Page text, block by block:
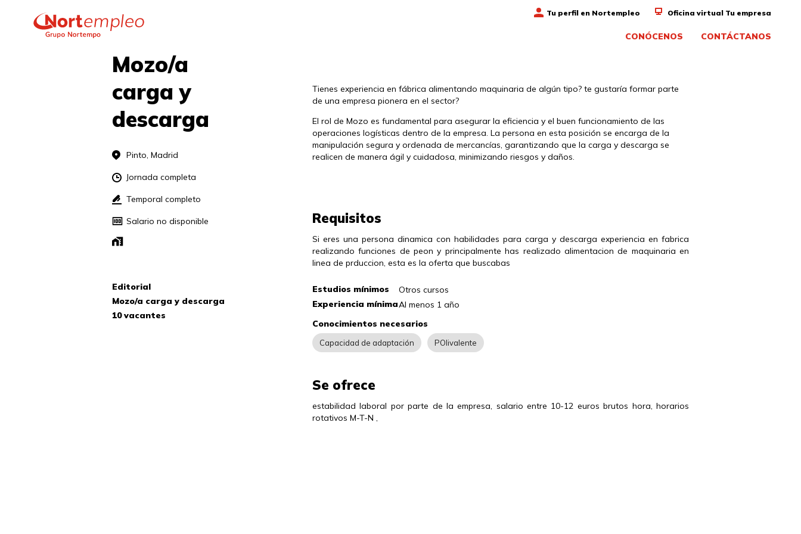
Tu perfil en Nortempleo Oficina virtual Tu empresa
CONÓCENOS CONTÁCTANOS
Mozo/a
carga y
descarga
Pinto, Madrid
Jornada completa
Temporal completo
Salario no disponible
Editorial
Mozo/a carga y descarga
10 vacantes
Tienes experiencia en fábrica alimentando maquinaria de algún tipo? te gustaría formar parte
de una empresa pionera en el sector?
El rol de Mozo es fundamental para asegurar la eficiencia y el buen funcionamiento de las
operaciones logísticas dentro de la empresa. La persona en esta posición se encarga de la
manipulación segura y ordenada de mercancías, garantizando que la carga y descarga se
realicen de manera ágil y cuidadosa, minimizando riesgos y daños.
Requisitos
Si eres una persona dinamica con habilidades para carga y descarga experiencia en fabrica
realizando funciones de peon y principalmente has realizado alimentacion de maquinaria en
linea de prduccion, esta es la oferta que buscabas
Estudios mínimos
Otros cursos
Experiencia mínimaAl menos 1 año
Conocimientos necesarios
Capacidad de adaptación POlivalente
Se ofrece
estabilidad laboral por parte de la empresa, salario entre 10-12 euros brutos hora, horarios
rotativos M-T-N ,